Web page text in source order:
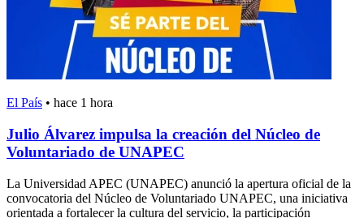
El País • hace 1 hora
Julio Álvarez impulsa la creación del Núcleo de
Voluntariado de UNAPEC
La Universidad APEC (UNAPEC) anunció la apertura oficial de la
convocatoria del Núcleo de Voluntariado UNAPEC, una iniciativa
orientada a fortalecer la cultura del servicio, la participación